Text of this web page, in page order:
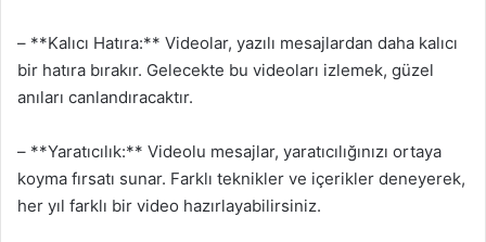
– **Kalıcı Hatıra:** Videolar, yazılı mesajlardan daha kalıcı
bir hatıra bırakır. Gelecekte bu videoları izlemek, güzel
anıları canlandıracaktır.
– **Yaratıcılık:** Videolu mesajlar, yaratıcılığınızı ortaya
koyma fırsatı sunar. Farklı teknikler ve içerikler deneyerek,
her yıl farklı bir video hazırlayabilirsiniz.